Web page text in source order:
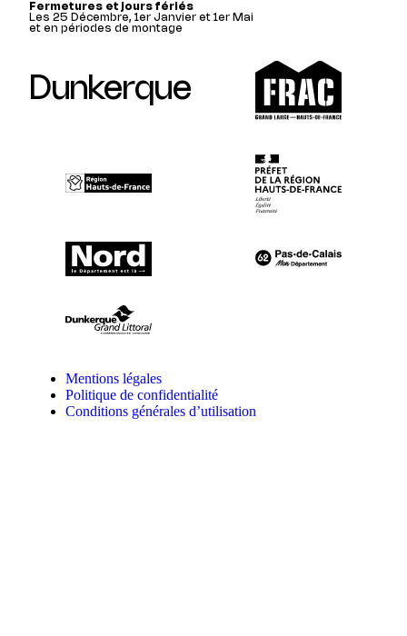
Fermetures et jours fériés
Les 25 Décembre, 1er Janvier et 1er Mai
et en périodes de montage
Dunkerque
Mentions légales
Politique de confidentialité
Conditions générales d’utilisation